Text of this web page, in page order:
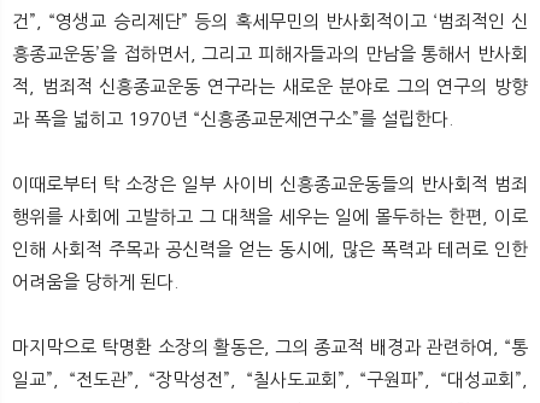
건”, “영생교 승리제단” 등의 혹세무민의 반사회적이고 ‘범죄적인 신
흥종교운동’을 접하면서, 그리고 피해자들과의 만남을 통해서 반사회
적, 범죄적 신흥종교운동 연구라는 새로운 분야로 그의 연구의 방향
과 폭을 넓히고 1970년 “신흥종교문제연구소”를 설립한다.
이때로부터 탁 소장은 일부 사이비 신흥종교운동들의 반사회적 범죄
행위를 사회에 고발하고 그 대책을 세우는 일에 몰두하는 한편, 이로
인해 사회적 주목과 공신력을 얻는 동시에, 많은 폭력과 테러로 인한
어려움을 당하게 된다.
마지막으로 탁명환 소장의 활동은, 그의 종교적 배경과 관련하여, “통
일교”, “전도관”, “장막성전”, “칠사도교회”, “구원파”, “대성교회”,